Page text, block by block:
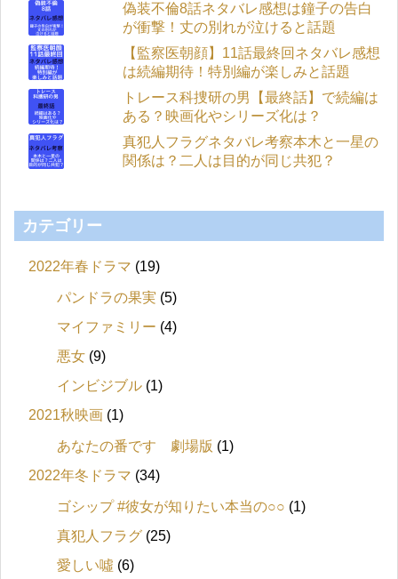
偽装不倫8話ネタバレ感想は鐘子の告白
が衝撃！丈の別れが泣けると話題
【監察医朝顔】11話最終回ネタバレ感想
は続編期待！特別編が楽しみと話題
トレース科捜研の男【最終話】で続編は
ある？映画化やシリーズ化は？
真犯人フラグネタバレ考察本木と一星の
関係は？二人は目的が同じ共犯？
カテゴリー
2022年春ドラマ (19)
パンドラの果実 (5)
マイファミリー (4)
悪女 (9)
インビジブル (1)
2021秋映画 (1)
あなたの番です 劇場版 (1)
2022年冬ドラマ (34)
ゴシップ #彼女が知りたい本当の○○ (1)
真犯人フラグ (25)
愛しい噓 (6)